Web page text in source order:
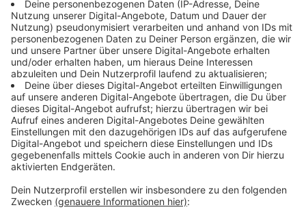
festen Wohnsitz. Die meisten davon leben laut der
Kommunen in Obdachlosen-Unterkünften. In
Dormagen machen nach Angaben der Stadt
Mitarbeiter des Ordnungsamtes und die nächtliche
City-Streife regelmäßige Kontrollfahrten. Wenn
hilfsbedürftige Personen auffallen, würden sie auf die
Notschlafstellen hingewiesen. In Rommerskirchen
läuft das ähnlich - und in Kaarst kann die Stadt in
Kooperation mit dem Verein "Kaarster helfen"
teilweise sogar Schlafsäcke oder Decken anbieten.